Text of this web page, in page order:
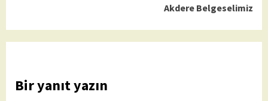
Akdere Belgeselimiz
Bir yanıt yazın